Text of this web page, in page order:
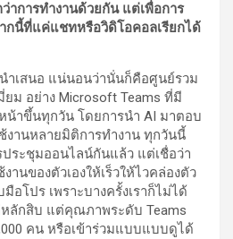
าการทำงานด้วยกัน แต่เพื่อการ
กนี้ที่แค่แชทหรือวิดิโอคอลเรียกได้
ำเสนอ แน่นอนว่านั่นก็คือศูนย์รวม
ม อย่าง Microsoft Teams ที่มี
น้าขึ้นทุกวัน โดยการนำ AI มาตอบ
งานหลายมิติการทำงาน ทุกวันนี้
ระชุมออนไลน์กันแล้ว แต่เชื่อว่า
นของตัวเองให้เร็วให้ไวคล่องตัว
อโปร เพราะบางครั้งเราก็ไม่ได้
ลักสิบ แต่คุณภาพระดับ Teams
คน หรือเข้าร่วมแบบแบบดูได้